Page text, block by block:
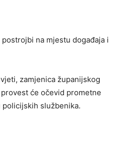
na mjestu događaja i
zamjenica županijskog
će očevid prometne
službenika.